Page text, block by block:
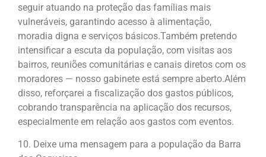
seguir atuando na proteção das famílias mais
vulneráveis, garantindo acesso à alimentação,
moradia digna e serviços básicos.Também pretendo
intensificar a escuta da população, com visitas aos
bairros, reuniões comunitárias e canais diretos com os
moradores — nosso gabinete está sempre aberto.Além
disso, reforçarei a fiscalização dos gastos públicos,
cobrando transparência na aplicação dos recursos,
especialmente em relação aos gastos com eventos.
10. Deixe uma mensagem para a população da Barra